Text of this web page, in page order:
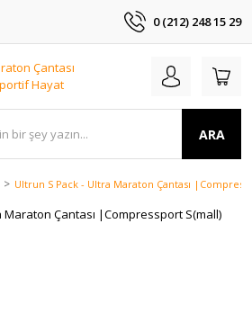
0 (212) 248 15 29
ARA
Ultrun S Pack - Ultra Maraton Çantası